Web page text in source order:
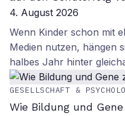
4. August 2026
Wenn Kinder schon mit
Medien nutzen, hängen
halbes Jahr hinter
GESELLSCHAFT &
Wie Bildung und